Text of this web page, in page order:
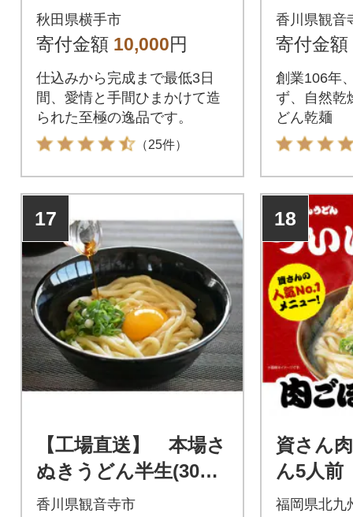
稲庭うどん
秋田県横手市
寄付金額 10,000円
仕込みから完成まで最低3日
間、愛情と手間ひまかけて造
られた至極の逸品です。
（25件）
香川県観音
寄付金額
創業106年
ず、自然乾
どん乾麺
17
【工場直送】 本場さ
ぬきうどん半生(30人
前)
香川県観音寺市
18
資さん
ん5人前
福岡県北九